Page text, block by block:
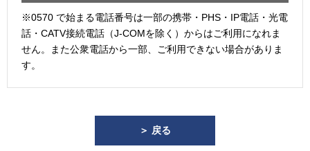
※0570 で始まる電話番号は一部の携帯・PHS・IP電話・光電
話・CATV接続電話（J-COMを除く）からはご利用になれま
せん。また公衆電話から一部、ご利用できない場合がありま
す。
＞ 戻る